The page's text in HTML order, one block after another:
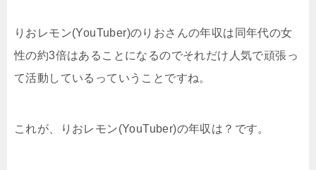
りおレモン(YouTuber)のりおさんの年収は同年代の女
性の約3倍はあることになるのでそれだけ人気で頑張っ
て活動しているっていうことですね。
これが、りおレモン(YouTuber)の年収は？です。